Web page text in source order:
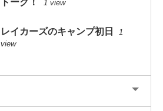
トーク！
1 view
レイカーズのキャンプ初日
1
view